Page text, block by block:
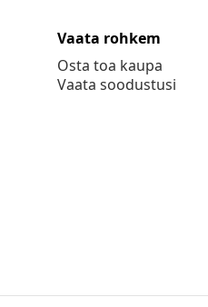
Vaata rohkem
Osta toa kaupa
Vaata soodustusi